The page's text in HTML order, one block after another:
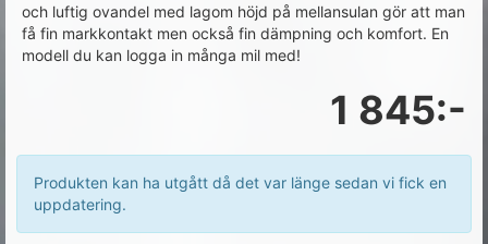
och luftig ovandel med lagom höjd på mellansulan gör att man
få fin markkontakt men också fin dämpning och komfort. En
modell du kan logga in många mil med!
1 845:-
Produkten kan ha utgått då det var länge sedan vi fick en
uppdatering.